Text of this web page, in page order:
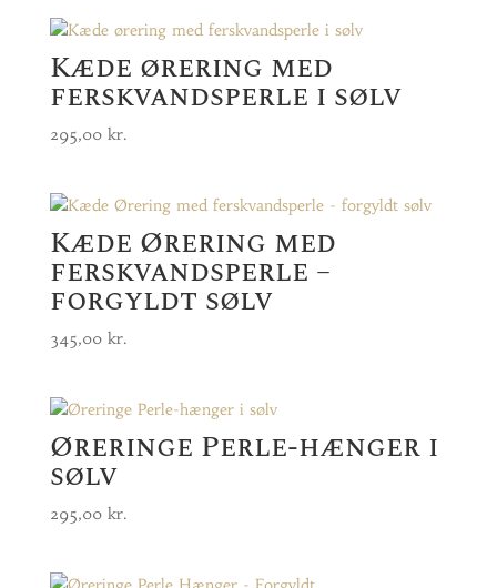
Kæde ørering med
ferskvandsperle i sølv
295,00 kr.
Kæde Ørering med
ferskvandsperle –
forgyldt sølv
345,00 kr.
Øreringe Perle-hænger i
sølv
295,00 kr.